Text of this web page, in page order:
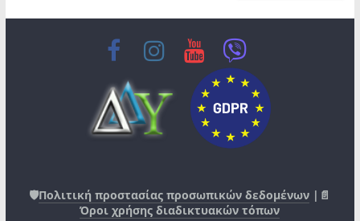
🛡️Πολιτική προστασίας προσωπικών δεδομένων |📄
Όροι χρήσης διαδικτυακών τόπων